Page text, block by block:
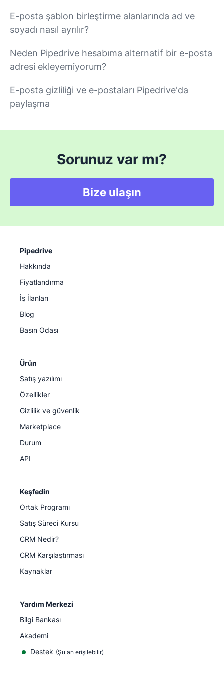
E-posta şablon birleştirme alanlarında ad ve
soyadı nasıl ayrılır?
Neden Pipedrive hesabıma alternatif bir e-posta
adresi ekleyemiyorum?
E-posta gizliliği ve e-postaları Pipedrive'da
paylaşma
Sorunuz var mı?
Bize ulaşın
Pipedrive
Hakkında
Fiyatlandırma
İş İlanları
Blog
Basın Odası
Ürün
Satış yazılımı
Özellikler
Gizlilik ve güvenlik
Marketplace
Durum
API
Keşfedin
Ortak Programı
Satış Süreci Kursu
CRM Nedir?
CRM Karşılaştırması
Kaynaklar
Yardım Merkezi
Bilgi Bankası
Akademi
Destek (Şu an erişilebilir)